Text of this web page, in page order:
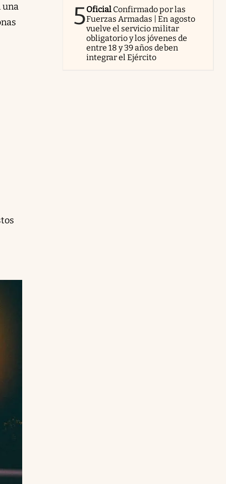
una
5Oficial Confirmado por las
Fuerzas Armadas | En agosto
vuelve el servicio militar
obligatorio y los jóvenes de
entre 18 y 39 años deben
integrar el Ejército